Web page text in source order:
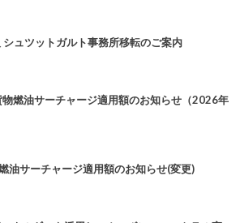
ュツットガルト事務所移転のご案内
燃油サーチャージ適用額のお知らせ（2026年
サーチャージ適用額のお知らせ(変更)